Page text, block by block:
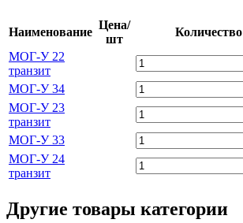
Наименование
Цена/
шт
Количество
МОГ-У 22
транзит
МОГ-У 34
МОГ-У 23
транзит
МОГ-У 33
МОГ-У 24
транзит
Другие товары категории